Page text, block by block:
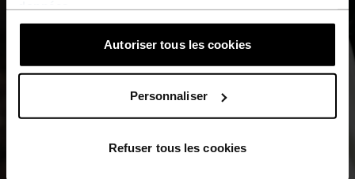
Autoriser tous les cookies
Personnaliser
Refuser tous les cookies